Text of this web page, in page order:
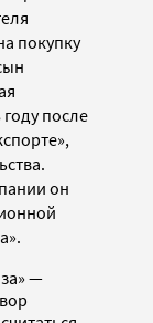
покупку
после
он
—